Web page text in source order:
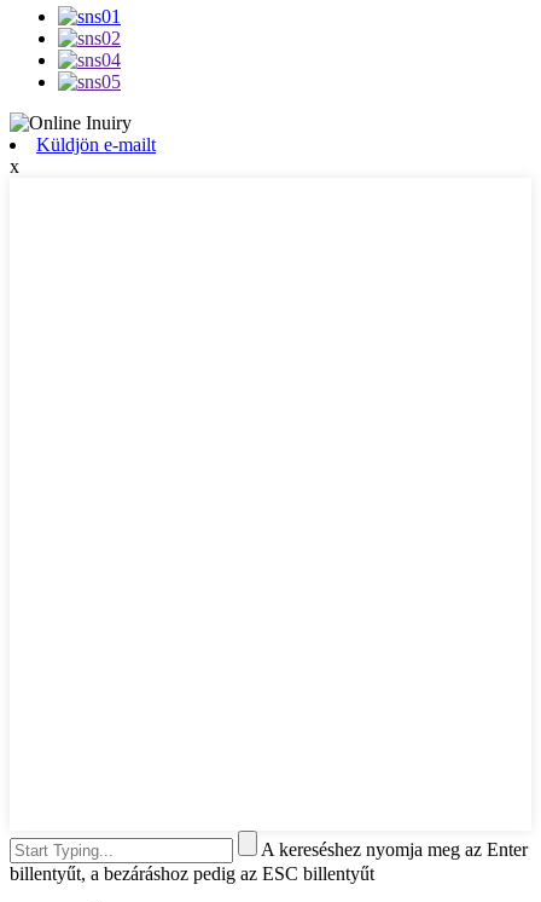
Küldjön e-mailt
x
A kereséshez nyomja meg az Enter
billentyűt, a bezáráshoz pedig az ESC billentyűt